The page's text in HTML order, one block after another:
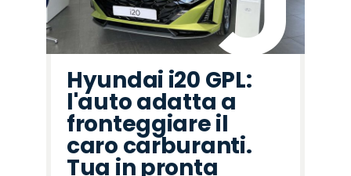
Hyundai i20 GPL:
l'auto adatta a
fronteggiare il
caro carburanti.
Tua in pronta